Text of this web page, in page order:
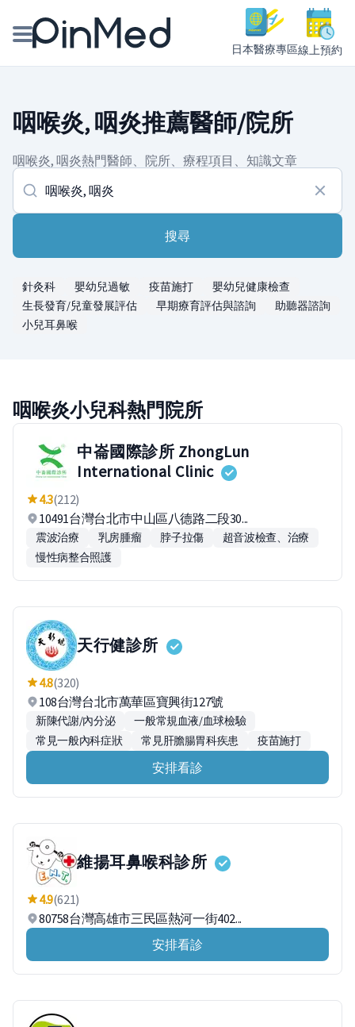
日本醫療專區線上預約
醫師專欄專訪
健康主題館
我是醫療人員
咽喉炎, 咽炎推薦醫師/院所
咽喉炎, 咽炎熱門醫師、院所、療程項目、知識文章
搜尋
針灸科 嬰幼兒過敏 疫苗施打
嬰幼兒健康檢查
生長發育/兒童發展評估
早期療育評估與諮詢
助聽器諮詢
小兒耳鼻喉
咽喉炎小兒科熱門院所
中崙國際診所 ZhongLun
International Clinic
4.3(212)
10491台灣台北市中山區八德路二段30...
震波治療 乳房腫瘤 脖子拉傷
超音波檢查、治療
慢性病整合照護
天行健診所
4.8(320)
108台灣台北市萬華區寶興街127號
新陳代謝/內分泌
一般常規血液/血球檢驗
常見一般內科症狀
常見肝膽腸胃科疾患 疫苗施打
安排看診
維揚耳鼻喉科診所
4.9(621)
80758台灣高雄市三民區熱河一街402...
安排看診